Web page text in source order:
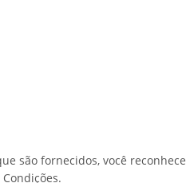
são fornecidos, você reconhece